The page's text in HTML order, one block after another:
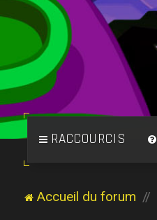
RACCOURCIS
Accueil du forum